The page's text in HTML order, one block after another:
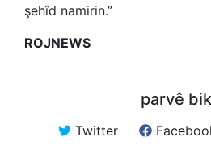
şehîd namirin.”
ROJNEWS
parvê
Twitter